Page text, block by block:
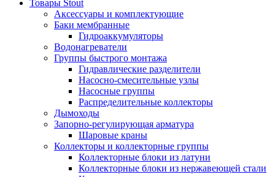
Товары Stout
Аксессуары и комплектующие
Баки мембранные
Гидроаккумуляторы
Водонагреватели
Группы быстрого монтажа
Гидравлические разделители
Насосно-смесительные узлы
Насосные группы
Распределительные коллекторы
Дымоходы
Запорно-регулирующая арматура
Шаровые краны
Коллекторы и коллекторные группы
Коллекторные блоки из латуни
Коллекторные блоки из нержавеющей стали